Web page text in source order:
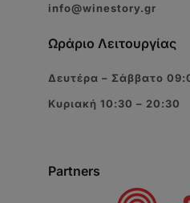
info@winestory.gr
Ωράριο Λειτουργίας
Δευτέρα – Σάββατο
Κυριακή 10:30 – 20:30
Partners